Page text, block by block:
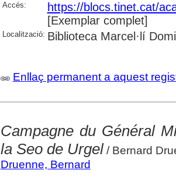
Accés:
https://blocs.tinet.cat/
[Exemplar complet]
Localització: Biblioteca Marcel·lí
Enllaç permanent a aquest
Campagne du Général
la Seo de Urgel/ Bernard
Druenne, Bernard